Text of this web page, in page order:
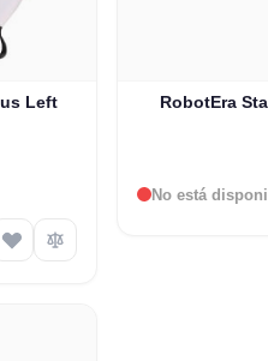
Left
RobotEra
No está